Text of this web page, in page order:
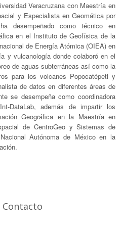
Veracruzana con Maestría en
y Especialista en Geomática por
desempeñado como técnico en
en el Instituto de Geofísica de la
de Energía Atómica (OIEA) en
y vulcanología donde colaboró en el
de aguas subterráneas así como la
para los volcanes Popocatépetl y
de datos en diferentes áreas de
se desempeña como coordinadora
DataLab, además de impartir los
Geográfica en la Maestría en
de CentroGeo y Sistemas de
Autónoma de México en la